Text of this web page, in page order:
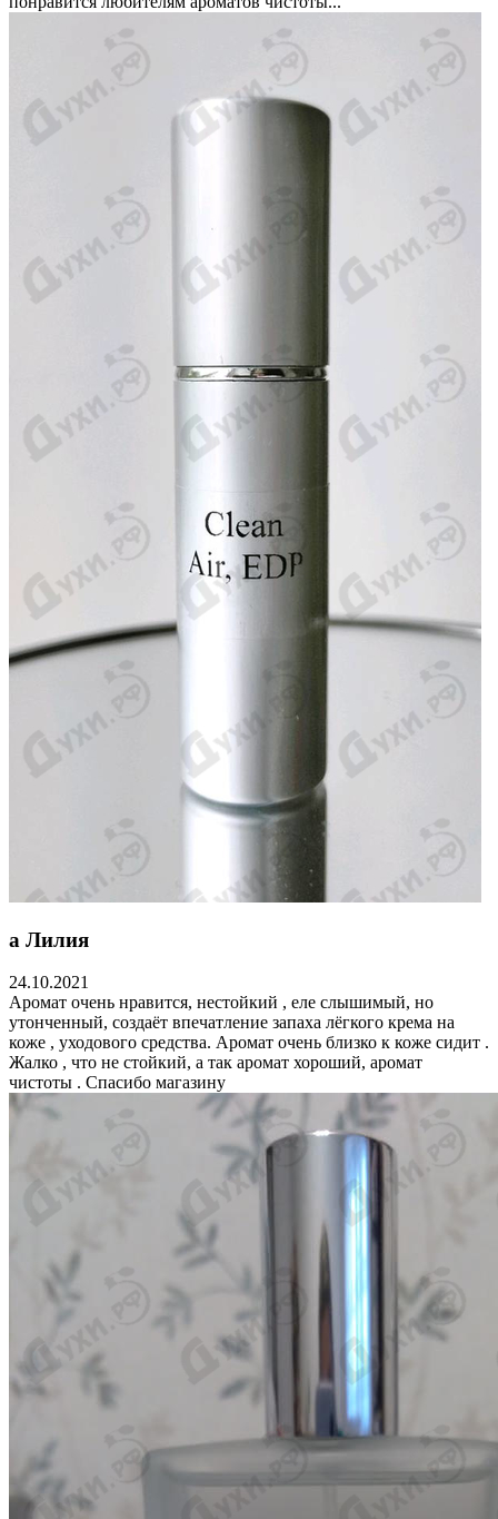
а Лилия
24.10.2021
Аромат очень нравится, нестойкий , еле слышимый, но
утонченный, создаёт впечатление запаха лёгкого крема на
коже , уходового средства. Аромат очень близко к коже сидит .
Жалко , что не стойкий, а так аромат хороший, аромат
чистоты . Спасибо магазину